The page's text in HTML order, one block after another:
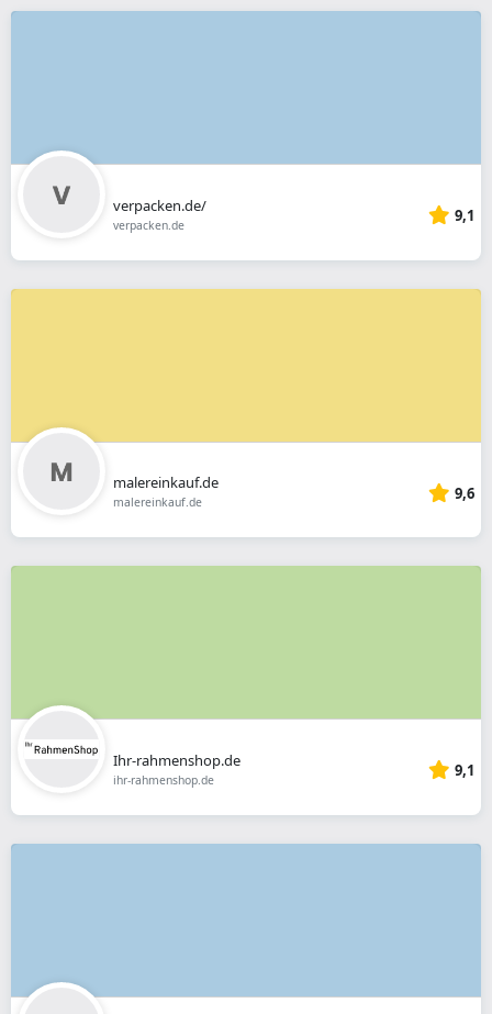
verpacken.de/
verpacken.de 9,1
malereinkauf.de
malereinkauf.de 9,6
Ihr-rahmenshop.de
ihr-rahmenshop.de 9,1